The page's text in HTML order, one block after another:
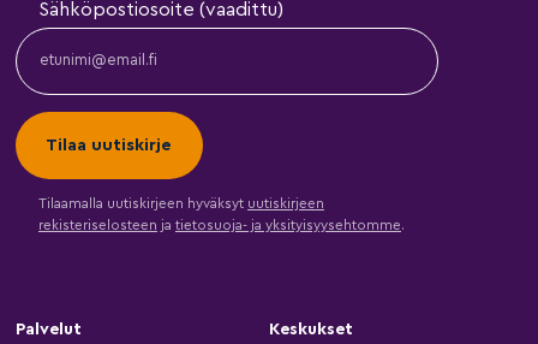
Sähköpostiosoite (vaadittu)
Tilaamalla uutiskirjeen hyväksyt uutiskirjeen
rekisteriselosteen ja tietosuoja- ja yksityisyysehtomme.
Palvelut Keskukset